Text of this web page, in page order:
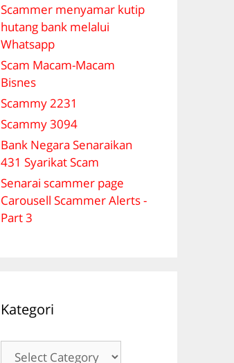
Scammer menyamar kutip
hutang bank melalui
Whatsapp
Scam Macam-Macam
Bisnes
Scammy 2231
Scammy 3094
Bank Negara Senaraikan
431 Syarikat Scam
Senarai scammer page
Carousell Scammer Alerts -
Part 3
Kategori
Kategori